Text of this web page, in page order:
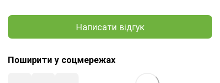
Написати відгук
Поширити у соцмережах